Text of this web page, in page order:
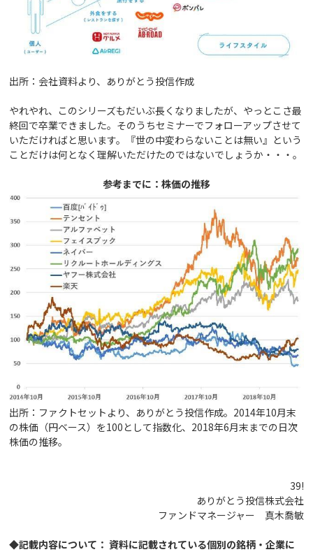
出所：会社資料より、ありがとう投信作成
やれやれ、このシリーズもだいぶ長くなりましたが、やっとこさ最
終回で卒業できました。そのうちセミナーでフォローアップさせて
いただければと思います。『世の中変わらないことは無い』という
ことだけは何となく理解いただけたのではないでしょうか・・・。
参考までに：株価の推移
出所：ファクトセットより、ありがとう投信作成。2014年10月末
の株価（円ベース）を100として指数化、2018年6月末までの日次
株価の推移。
39!
ありがとう投信株式会社
ファンドマネージャー 真木喬敏
◆記載内容について： 資料に記載されている個別の銘柄・企業に